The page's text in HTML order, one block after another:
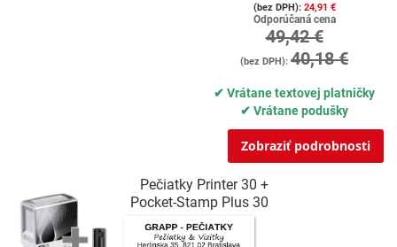
24,91 €
Odporúčaná cena
49,42 €
40,18 €
✔ Vrátane textovej platničky
✔ Vrátane podušky
Zobraziť podrobnosti
Pečiatky Printer 30 +
Pocket-Stamp Plus 30